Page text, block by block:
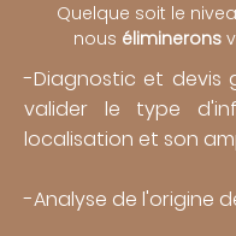
Quelque soit le
nous éliminerons
-Diagnostic et devis
valider le type
localisation et son
-Analyse de l'origine